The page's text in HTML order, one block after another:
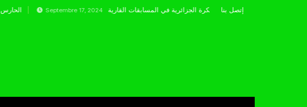
Septembre 17, 2024 إتصل بنا